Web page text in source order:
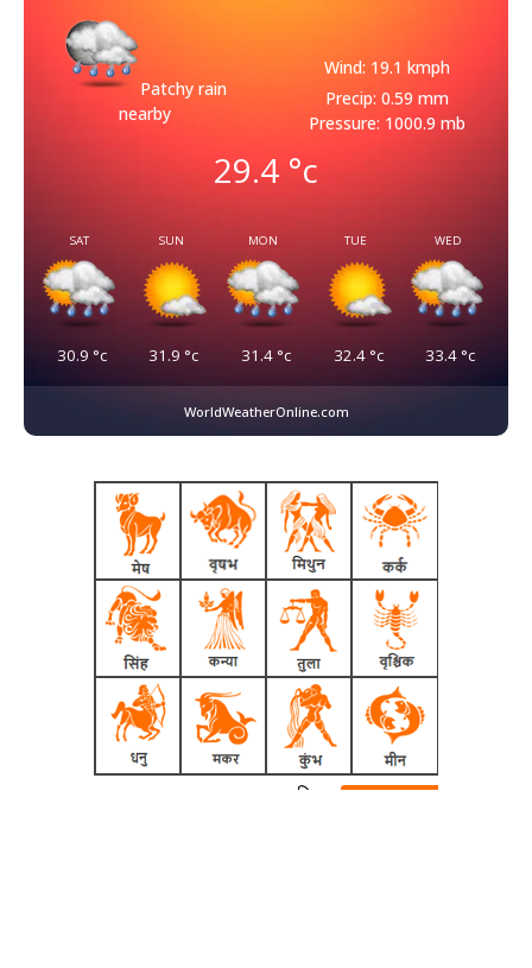
Patchy rain
nearby
Wind: 19.1 kmph
Precip: 0.59 mm
Pressure: 1000.9 mb
29.4 °c
SAT
30.9 °c
SUN
31.9 °c
MON
31.4°c
TUE
32.4°c
WED
33.4 °c
WorldWeatherOnline.com